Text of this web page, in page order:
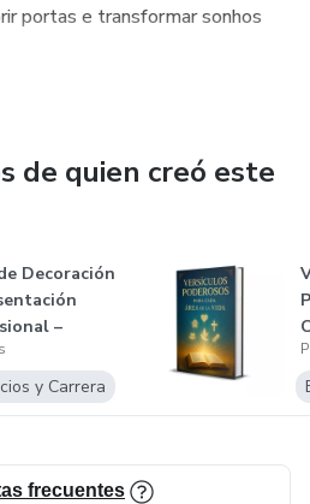
portas e transformar sonhos
de quien creó este
Decoración
–
y Carrera
frecuentes